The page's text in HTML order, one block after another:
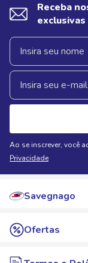
Receba
exclusivas
Ao se inscrever, você
Privacidade
Savegnago
Quem Somos
Ofertas
WhatsApp de